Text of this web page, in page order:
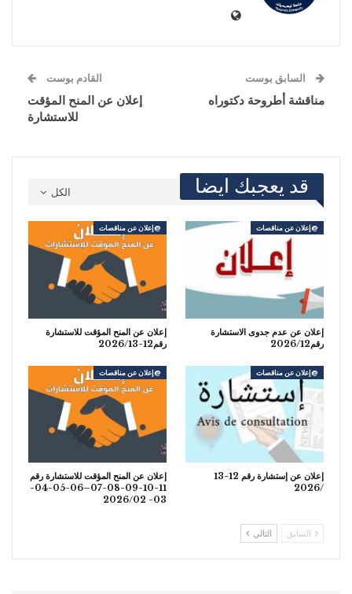
السابق بوست
مناقشة أطروحة دكتوراه
القادم بوست
إعلان عن المنح المؤقت
للاستشارة
الكل قد يعجبك ايضا
@إعلان عن مناقصات
إعلان عن عدم جدوى الاستشارة
رقم2026/12
@إعلان عن مناقصات
إعلان عن المنح المؤقت للاستشارة
رقم12-2026/13
@إعلان عن مناقصات
إعلان عن إستشارة رقم 12-13
/2026
@إعلان عن مناقصات
إعلان عن المنح المؤقت للاستشارة رقم
11-10-09-08-07–06-05-04-
03- 2026/02
السابق التالي